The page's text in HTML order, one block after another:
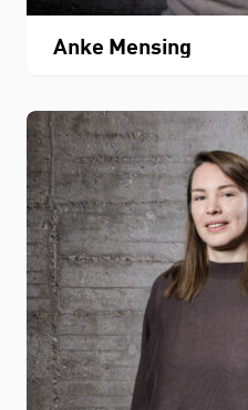
Anke Mensing